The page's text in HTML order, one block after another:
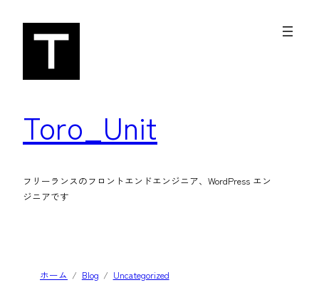
Toro_Unit
フリーランスのフロントエンドエンジニア、WordPress エン
ジニアです
ホーム Blog Uncategorized